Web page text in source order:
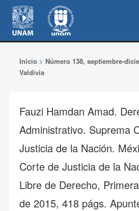
Inicio> Número 138, septiembre-
Valdivia
Fauzi Hamdan Amad.
Administrativo. Suprema
Justicia de la Nación.
Corte de Justicia de la
Libre de Derecho,
de 2015, 418 págs.